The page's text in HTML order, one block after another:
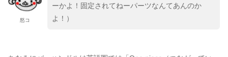
怒コ
ーかよ！固定されてねーパーツなんてあんのか
よ！）